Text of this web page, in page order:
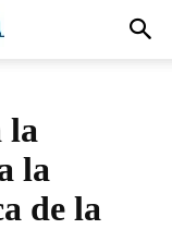
la
la
de la